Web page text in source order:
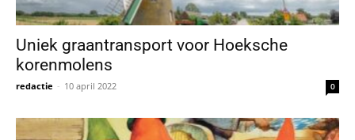
Uniek graantransport voor Hoeksche
korenmolens
redactie - 10 april 2022 0